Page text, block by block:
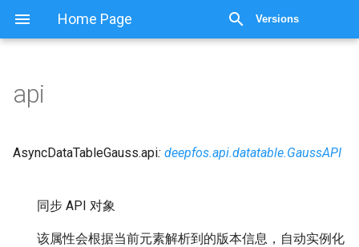
Home Page Versions
显示源代码
api
AsyncDataTableGauss.api: deepfos.api.datatable.GaussAPI
同步 API 对象
该属性会根据当前元素解析到的版本信息，自动实例化